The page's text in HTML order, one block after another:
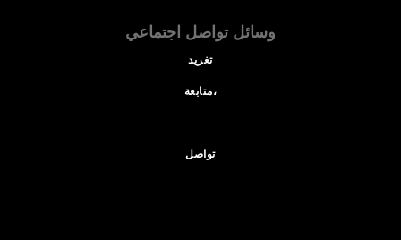
وسائل تواصل اجتماعي
تغريد
متابعة،
تواصل